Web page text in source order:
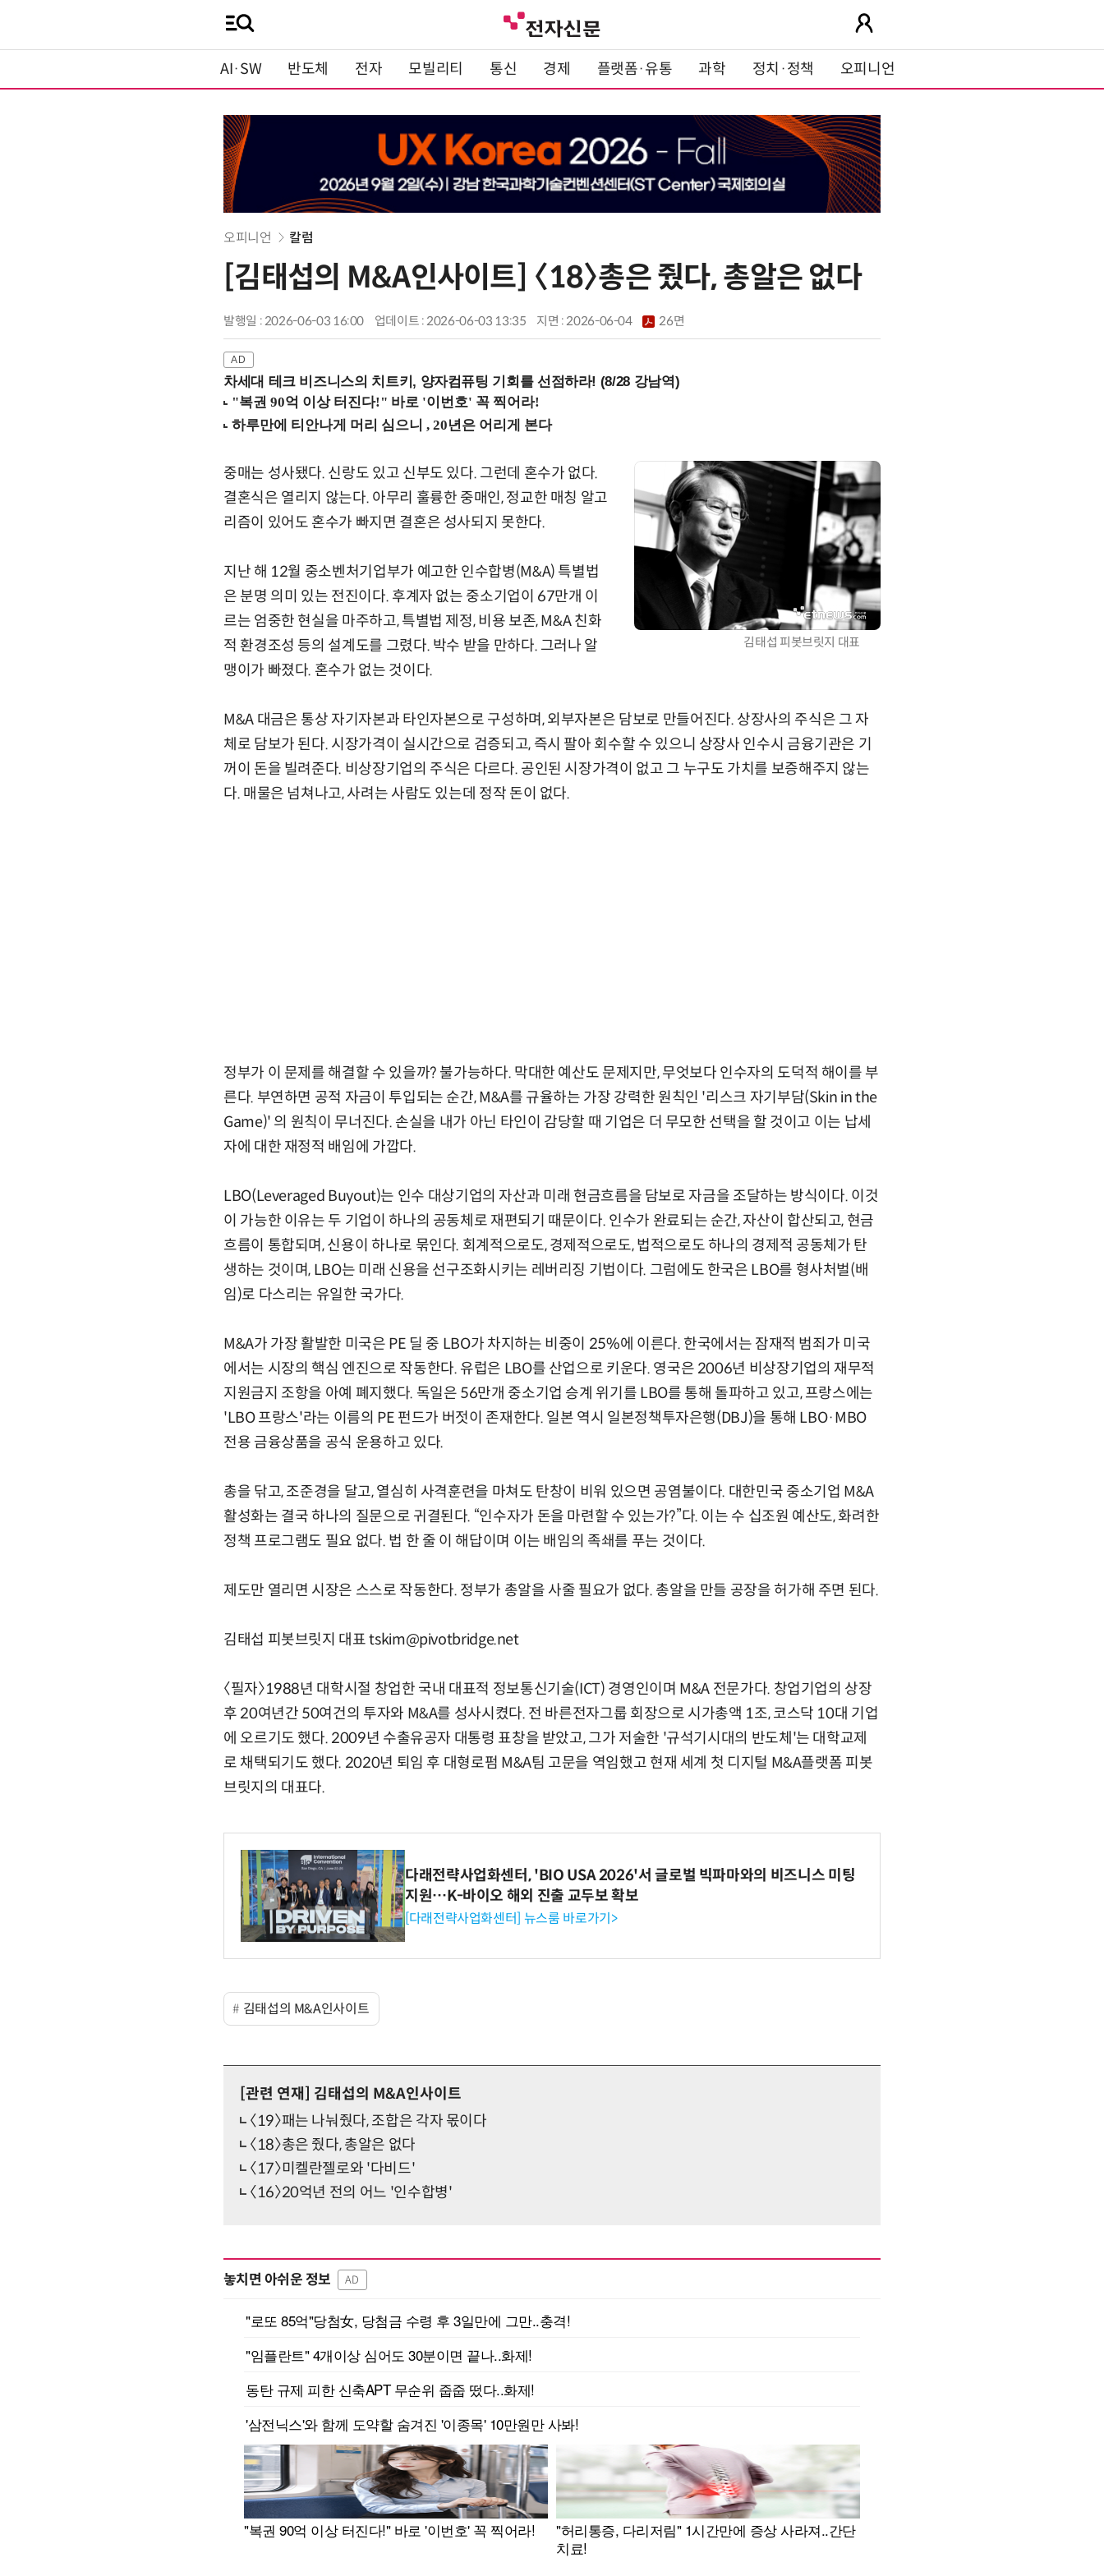
AI·SW 반도체 전자 모빌리티 통신 경제 플랫폼·유통 과학 정치·정책 오피니언
오피니언 칼럼
[김태섭의 M&A인사이트] 〈18〉총은 줬다, 총알은 없다
발행일 : 2026-06-03 16:00 업데이트 : 2026-06-03 13:35 지면 :2026-06-04 26면
차세대 테크 비즈니스의 치트키, 양자컴퓨팅 기회를 선점하라! (8/28 강남역)
김태섭 피봇브릿지 대표
중매는 성사됐다. 신랑도 있고 신부도 있다. 그런데 혼수가 없다.
결혼식은 열리지 않는다. 아무리 훌륭한 중매인, 정교한 매칭 알고
리즘이 있어도 혼수가 빠지면 결혼은 성사되지 못한다.
지난 해 12월 중소벤처기업부가 예고한 인수합병(M&A) 특별법
은 분명 의미 있는 전진이다. 후계자 없는 중소기업이 67만개 이
르는 엄중한 현실을 마주하고, 특별법 제정, 비용 보존, M&A 친화
적 환경조성 등의 설계도를 그렸다. 박수 받을 만하다. 그러나 알
맹이가 빠졌다. 혼수가 없는 것이다.
M&A 대금은 통상 자기자본과 타인자본으로 구성하며, 외부자본은 담보로 만들어진다. 상장사의 주식은 그 자
체로 담보가 된다. 시장가격이 실시간으로 검증되고, 즉시 팔아 회수할 수 있으니 상장사 인수시 금융기관은 기
꺼이 돈을 빌려준다. 비상장기업의 주식은 다르다. 공인된 시장가격이 없고 그 누구도 가치를 보증해주지 않는
다. 매물은 넘쳐나고, 사려는 사람도 있는데 정작 돈이 없다.
정부가 이 문제를 해결할 수 있을까? 불가능하다. 막대한 예산도 문제지만, 무엇보다 인수자의 도덕적 해이를 부
른다. 부연하면 공적 자금이 투입되는 순간, M&A를 규율하는 가장 강력한 원칙인 '리스크 자기부담(Skin in the
Game)' 의 원칙이 무너진다. 손실을 내가 아닌 타인이 감당할 때 기업은 더 무모한 선택을 할 것이고 이는 납세
자에 대한 재정적 배임에 가깝다.
LBO(Leveraged Buyout)는 인수 대상기업의 자산과 미래 현금흐름을 담보로 자금을 조달하는 방식이다. 이것
이 가능한 이유는 두 기업이 하나의 공동체로 재편되기 때문이다. 인수가 완료되는 순간, 자산이 합산되고, 현금
흐름이 통합되며, 신용이 하나로 묶인다. 회계적으로도, 경제적으로도, 법적으로도 하나의 경제적 공동체가 탄
생하는 것이며, LBO는 미래 신용을 선구조화시키는 레버리징 기법이다. 그럼에도 한국은 LBO를 형사처벌(배
임)로 다스리는 유일한 국가다.
M&A가 가장 활발한 미국은 PE 딜 중 LBO가 차지하는 비중이 25%에 이른다. 한국에서는 잠재적 범죄가 미국
에서는 시장의 핵심 엔진으로 작동한다. 유럽은 LBO를 산업으로 키운다. 영국은 2006년 비상장기업의 재무적
지원금지 조항을 아예 폐지했다. 독일은 56만개 중소기업 승계 위기를 LBO를 통해 돌파하고 있고, 프랑스에는
'LBO 프랑스'라는 이름의 PE 펀드가 버젓이 존재한다. 일본 역시 일본정책투자은행(DBJ)을 통해 LBO·MBO
전용 금융상품을 공식 운용하고 있다.
총을 닦고, 조준경을 달고, 열심히 사격훈련을 마쳐도 탄창이 비워 있으면 공염불이다. 대한민국 중소기업 M&A
활성화는 결국 하나의 질문으로 귀결된다. “인수자가 돈을 마련할 수 있는가?”다. 이는 수 십조원 예산도, 화려한
정책 프로그램도 필요 없다. 법 한 줄 이 해답이며 이는 배임의 족쇄를 푸는 것이다.
제도만 열리면 시장은 스스로 작동한다. 정부가 총알을 사줄 필요가 없다. 총알을 만들 공장을 허가해 주면 된다.
김태섭 피봇브릿지 대표 tskim@pivotbridge.net
〈필자〉1988년 대학시절 창업한 국내 대표적 정보통신기술(ICT) 경영인이며 M&A 전문가다. 창업기업의 상장
후 20여년간 50여건의 투자와 M&A를 성사시켰다. 전 바른전자그룹 회장으로 시가총액 1조, 코스닥 10대 기업
에 오르기도 했다. 2009년 수출유공자 대통령 표창을 받았고, 그가 저술한 '규석기시대의 반도체'는 대학교제
로 채택되기도 했다. 2020년 퇴임 후 대형로펌 M&A팀 고문을 역임했고 현재 세계 첫 디지털 M&A플랫폼 피봇
브릿지의 대표다.
다래전략사업화센터, 'BIO USA 2026'서 글로벌 빅파마와의 비즈니스 미팅
지원…K-바이오 해외 진출 교두보 확보
[다래전략사업화센터] 뉴스룸 바로가기>
김태섭의 M&A인사이트
[관련 연재]
김태섭의 M&A인사이트
〈19〉패는 나눠줬다, 조합은 각자 몫이다
〈18〉총은 줬다, 총알은 없다
〈17〉미켈란젤로와 '다비드'
〈16〉20억년 전의 어느 '인수합병'
놓치면 아쉬운 정보 AD